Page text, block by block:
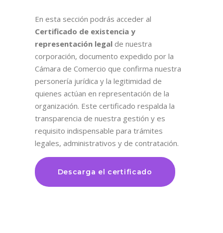
En esta sección podrás acceder al
Certificado de existencia y
representación legalde nuestra
corporación, documento expedido por la
Cámara de Comercio que confirma nuestra
personería jurídica y la legitimidad de
quienes actúan en representación de la
organización. Este certificado respalda la
transparencia de nuestra gestión y es
requisito indispensable para trámites
legales, administrativos y de contratación.
Descarga el certificado